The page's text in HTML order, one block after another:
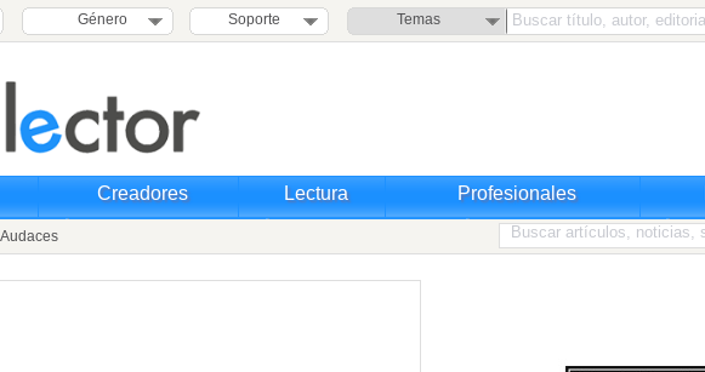
Género Soporte Temas
Creadores Lectura Profesionales